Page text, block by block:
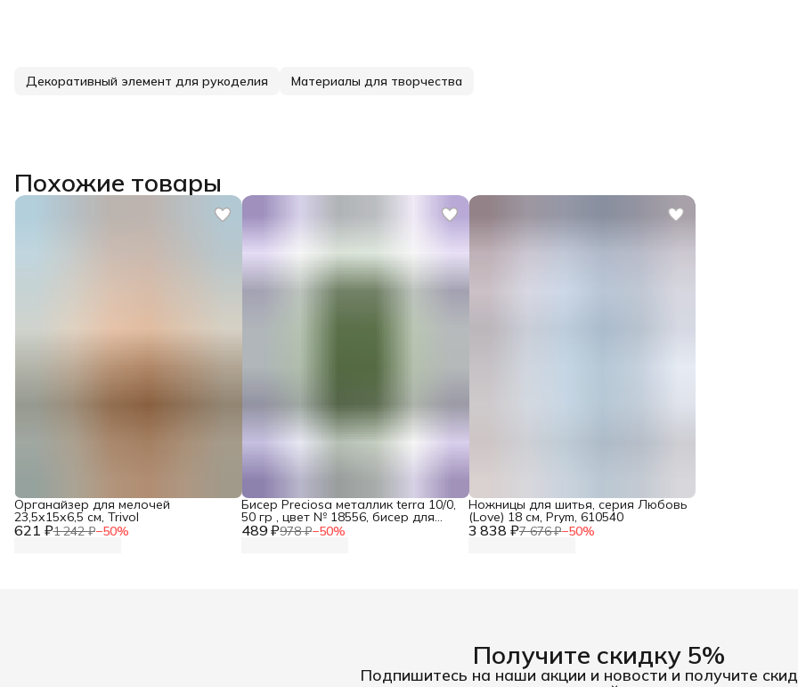
Декоративный элемент для рукоделия Материалы для творчества
Похожие товары
621 ₽1 242 ₽−50%
Органайзер для мелочей
23,5х15х6,5 см, Trivol
489 ₽978 ₽−50%
Бисер Preciosa металлик terra 10/0,
50 гр , цвет № 18556, бисер для
рукоделия плетения вышивания 3 838 ₽7 676 ₽−50%
Ножницы для шитья, серия Любовь
(Love) 18 см, Prym, 610540
Получите скидку 5%
Подпишитесь на наши акции и новости и получите